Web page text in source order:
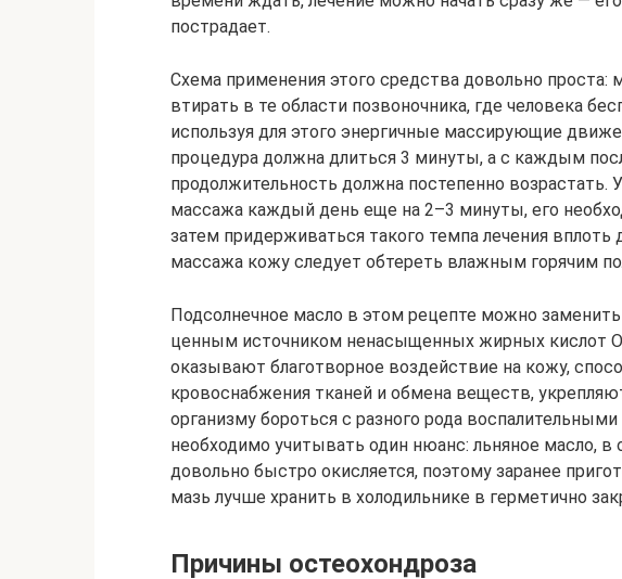
пострадает.
Схема применения этого средства довольно
втирать в те области позвоночника, где человека
используя для этого энергичные массирующие
процедура должна длиться 3 минуты, а с каждым
продолжительность должна постепенно возрастать.
массажа каждый день еще на 2–3 минуты, его
затем придерживаться такого темпа лечения вплоть
массажа кожу следует обтереть влажным горячим
Подсолнечное масло в этом рецепте можно
ценным источником ненасыщенных жирных кислот
оказывают благотворное воздействие на кожу,
кровоснабжения тканей и обмена веществ,
организму бороться с разного рода
необходимо учитывать один нюанс: льняное масло, в
довольно быстро окисляется, поэтому заранее
мазь лучше хранить в холодильнике в герметично
Причины остеохондроза